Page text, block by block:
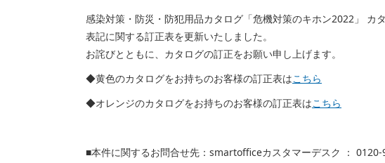
感染対策・防災・防犯用品カタログ「危機対策のキホン2022」 カ
表記に関する訂正表を更新いたしました。
お詫びとともに、カタログの訂正をお願い申し上げます。
◆黄色のカタログをお持ちのお客様の訂正表はこちら
◆オレンジのカタログをお持ちのお客様の訂正表はこちら
■本件に関するお問合せ先：smartofficeカスタマーデスク ：